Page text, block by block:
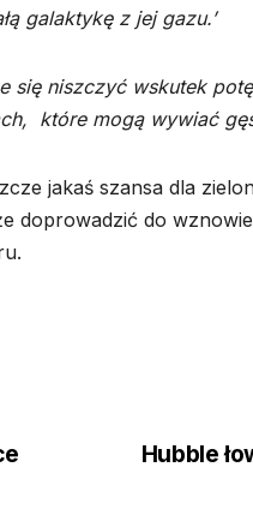
galaktykę z jej gazu.’
się niszczyć wskutek
które mogą wywiać
jakaś szansa dla
doprowadzić do
Hubble